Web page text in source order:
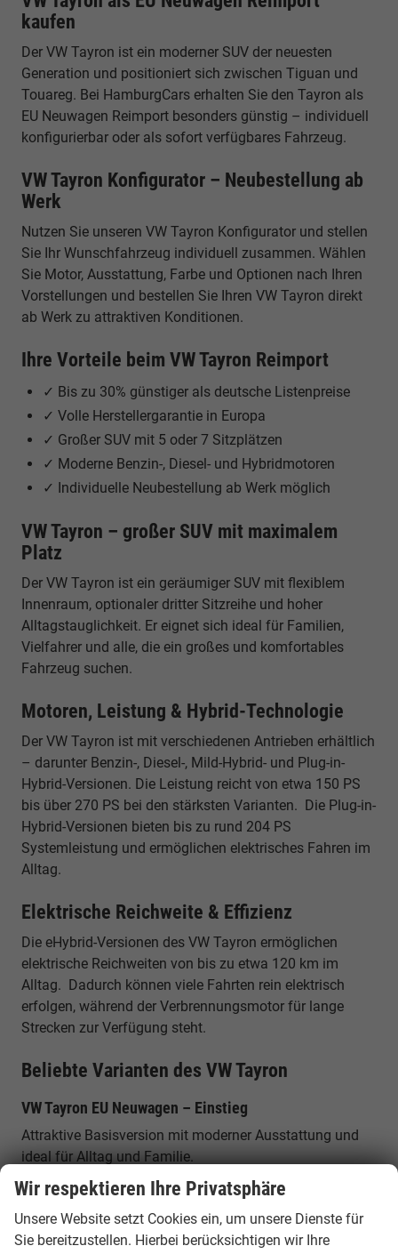
kaufen
Der VW Tayron ist ein moderner SUV der neuesten
Generation und positioniert sich zwischen Tiguan und
Touareg. Bei HamburgCars erhalten Sie den Tayron als
EU Neuwagen Reimport besonders günstig – individuell
konfigurierbar oder als sofort verfügbares Fahrzeug.
VW Tayron Konfigurator – Neubestellung ab
Werk
Nutzen Sie unseren VW Tayron Konfigurator und stellen
Sie Ihr Wunschfahrzeug individuell zusammen. Wählen
Sie Motor, Ausstattung, Farbe und Optionen nach Ihren
Vorstellungen und bestellen Sie Ihren VW Tayron direkt
ab Werk zu attraktiven Konditionen.
Ihre Vorteile beim VW Tayron Reimport
✓ Bis zu 30% günstiger als deutsche Listenpreise
✓ Volle Herstellergarantie in Europa
✓ Großer SUV mit 5 oder 7 Sitzplätzen
✓ Moderne Benzin-, Diesel- und Hybridmotoren
✓ Individuelle Neubestellung ab Werk möglich
VW Tayron – großer SUV mit maximalem
Platz
Der VW Tayron ist ein geräumiger SUV mit flexiblem
Innenraum, optionaler dritter Sitzreihe und hoher
Alltagstauglichkeit. Er eignet sich ideal für Familien,
Vielfahrer und alle, die ein großes und komfortables
Fahrzeug suchen.
Motoren, Leistung & Hybrid-Technologie
Der VW Tayron ist mit verschiedenen Antrieben erhältlich
– darunter Benzin-, Diesel-, Mild-Hybrid- und Plug-in-
Hybrid-Versionen. Die Leistung reicht von etwa 150 PS
bis über 270 PS bei den stärksten Varianten. Die Plug-in-
Hybrid-Versionen bieten bis zu rund 204 PS
Systemleistung und ermöglichen elektrisches Fahren im
Alltag.
Elektrische Reichweite & Effizienz
Die eHybrid-Versionen des VW Tayron ermöglichen
elektrische Reichweiten von bis zu etwa 120 km im
Alltag. Dadurch können viele Fahrten rein elektrisch
erfolgen, während der Verbrennungsmotor für lange
Strecken zur Verfügung steht.
Beliebte Varianten des VW Tayron
VW Tayron EU Neuwagen – Einstieg
Attraktive Basisversion mit moderner Ausstattung und
ideal für Alltag und Familie.
VW Tayron 1.5 eTSI
Mild-Hybrid-Benziner mit effizientem Verbrauch und
guter Leistung.
Wir respektieren Ihre Privatsphäre
Unsere Website setzt Cookies ein, um unsere Dienste für
Sie bereitzustellen. Hierbei berücksichtigen wir Ihre